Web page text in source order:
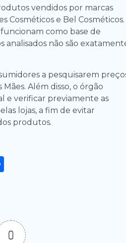
vendidos por marcas
Cosméticos e Bel Cosméticos.
como base de
analisados não são
a pesquisarem
Além disso, o órgão
e verificar previamente as
lojas, a fim de evitar
produtos.
0